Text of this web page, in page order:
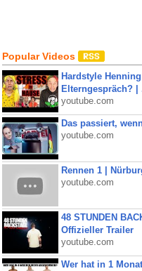
Popular Videos
Hardstyle
Elterngespräch? |
youtube.com
Das passiert,
youtube.com
Rennen 1 |
youtube.com
48 STUNDEN
Offizieller Trailer
youtube.com
Wer hat in 1